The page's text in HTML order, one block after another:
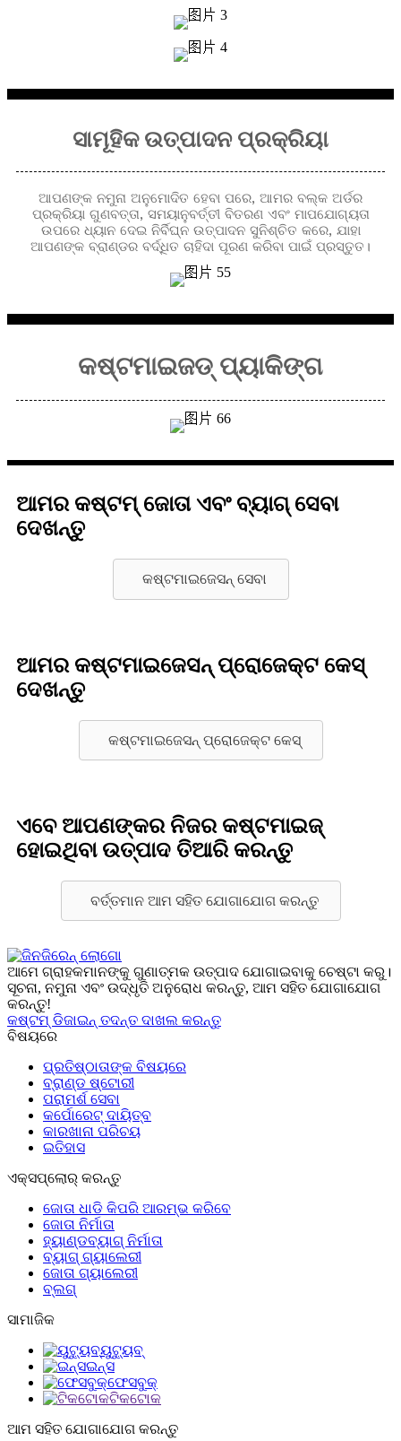
ସାମୂହିକ ଉତ୍ପାଦନ ପ୍ରକ୍ରିୟା
ଆପଣଙ୍କ ନମୁନା ଅନୁମୋଦିତ ହେବା ପରେ, ଆମର ବଲ୍କ ଅର୍ଡର
ପ୍ରକ୍ରିୟା ଗୁଣବତ୍ତା, ସମୟାନୁବର୍ତ୍ତୀ ବିତରଣ ଏବଂ ମାପଯୋଗ୍ୟତା
ଉପରେ ଧ୍ୟାନ ଦେଇ ନିର୍ବିଘ୍ନ ଉତ୍ପାଦନ ସୁନିଶ୍ଚିତ କରେ, ଯାହା
ଆପଣଙ୍କ ବ୍ରାଣ୍ଡର ବର୍ଦ୍ଧିତ ଚାହିଦା ପୂରଣ କରିବା ପାଇଁ ପ୍ରସ୍ତୁତ।
କଷ୍ଟମାଇଜଡ୍ ପ୍ୟାକିଙ୍ଗ
ଆମର କଷ୍ଟମ୍ ଜୋତା ଏବଂ ବ୍ୟାଗ୍ ସେବା
ଦେଖନ୍ତୁ
କଷ୍ଟମାଇଜେସନ୍ ସେବା
ଆମର କଷ୍ଟମାଇଜେସନ୍ ପ୍ରୋଜେକ୍ଟ କେସ୍
ଦେଖନ୍ତୁ
କଷ୍ଟମାଇଜେସନ୍ ପ୍ରୋଜେକ୍ଟ କେସ୍
ଏବେ ଆପଣଙ୍କର ନିଜର କଷ୍ଟମାଇଜ୍
ହୋଇଥିବା ଉତ୍ପାଦ ତିଆରି କରନ୍ତୁ
ବର୍ତ୍ତମାନ ଆମ ସହିତ ଯୋଗାଯୋଗ କରନ୍ତୁ
ଆମେ ଗ୍ରାହକମାନଙ୍କୁ ଗୁଣାତ୍ମକ ଉତ୍ପାଦ ଯୋଗାଇବାକୁ ଚେଷ୍ଟା କରୁ।
ସୂଚନା, ନମୁନା ଏବଂ ଉଦ୍ଧୃତି ଅନୁରୋଧ କରନ୍ତୁ, ଆମ ସହିତ ଯୋଗାଯୋଗ
କରନ୍ତୁ!
କଷ୍ଟମ୍ ଡିଜାଇନ୍ ତଦନ୍ତ ଦାଖଲ କରନ୍ତୁ
ବିଷୟରେ
ପ୍ରତିଷ୍ଠାତାଙ୍କ ବିଷୟରେ
ବ୍ରାଣ୍ଡ ଷ୍ଟୋରୀ
ପରାମର୍ଶ ସେବା
କର୍ପୋରେଟ୍ ଦାୟିତ୍ବ
କାରଖାନା ପରିଚୟ
ଇତିହାସ
ଏକ୍ସପ୍ଲୋର୍‍ କରନ୍ତୁ
ଜୋତା ଧାଡି କିପରି ଆରମ୍ଭ କରିବେ
ଜୋତା ନିର୍ମାତା
ହ୍ୟାଣ୍ଡବ୍ୟାଗ୍ ନିର୍ମାତା
ବ୍ୟାଗ୍ ଗ୍ୟାଲେରୀ
ଜୋତା ଗ୍ୟାଲେରୀ
ବ୍ଲଗ୍
ସାମାଜିକ
ୟୁଟ୍ୟୁବ୍
ଇନ୍ସ
ଫେସବୁକ୍
ଟିକଟୋକ
ଆମ ସହିତ ଯୋଗାଯୋଗ କରନ୍ତୁ